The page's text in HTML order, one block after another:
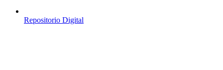
Repositorio Digital